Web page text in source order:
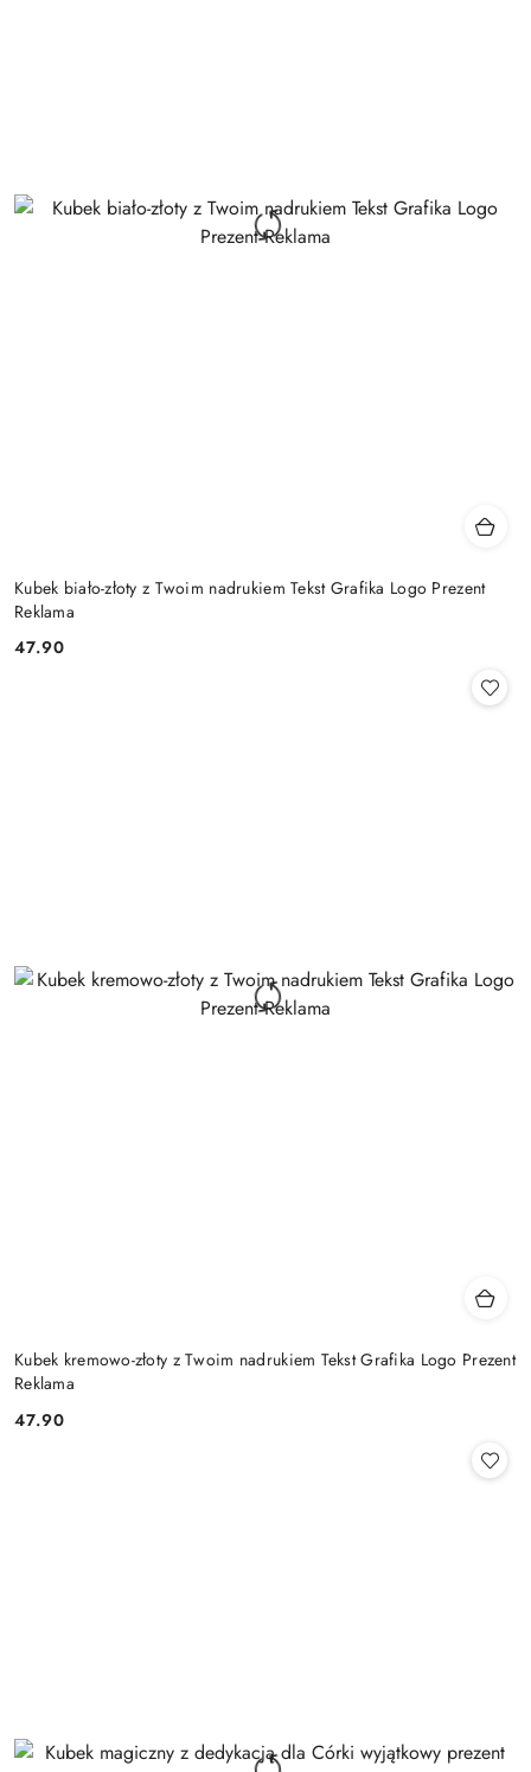
Kubek biało-złoty z Twoim nadrukiem Tekst Grafika Logo Prezent
Reklama
Cena:
47.90
Kubek kremowo-złoty z Twoim nadrukiem Tekst Grafika Logo Prezent
Reklama
Cena:
47.90